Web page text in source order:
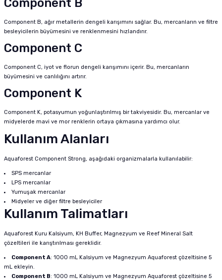
Component B
Component B, ağır metallerin dengeli karışımını sağlar. Bu, mercanların ve filtre
besleyicilerin büyümesini ve renklenmesini hızlandırır.
Component C
Component C, iyot ve florun dengeli karışımını içerir. Bu, mercanların
büyümesini ve canlılığını artırır.
Component K
Component K, potasyumun yoğunlaştırılmış bir takviyesidir. Bu, mercanlar ve
midyelerde mavi ve mor renklerin ortaya çıkmasına yardımcı olur.
Kullanım Alanları
Aquaforest Component Strong, aşağıdaki organizmalarla kullanılabilir:
SPS mercanlar
LPS mercanlar
Yumuşak mercanlar
Midyeler ve diğer filtre besleyiciler
Kullanım Talimatları
Aquaforest Kuru Kalsiyum, KH Buffer, Magnezyum ve Reef Mineral Salt
çözeltileri ile karıştırılması gereklidir.
Component A: 1000 mL Kalsiyum ve Magnezyum Aquaforest çözeltisine 5
mL ekleyin.
Component B: 1000 mL Kalsiyum ve Magnezyum Aquaforest çözeltisine 5